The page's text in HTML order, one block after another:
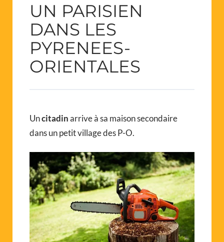
UN PARISIEN
DANS LES
PYRENEES-
ORIENTALES
Uncitadinarrive à sa maison secondaire
dans un petit village des P-O.